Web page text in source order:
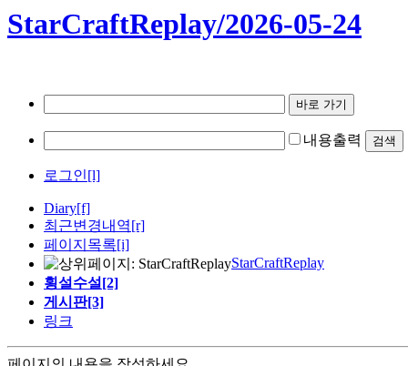
StarCraftReplay/2026-05-24
내용출력
로그인[l]
Diary[f]
최근변경내역[r]
페이지목록[i]
StarCraftReplay
횡설수설[2]
게시판[3]
링크